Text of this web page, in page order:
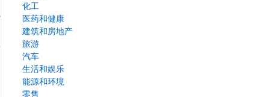
化工
医药和健康
建筑和房地产
旅游
汽车
生活和娱乐
能源和环境
零售